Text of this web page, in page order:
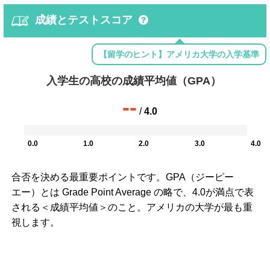
成績とテストスコア
【留学のヒント】アメリカ大学の入学基準
入学生の高校の成績平均値（GPA）
-- /4.0
0.0 1.0 2.0 3.0 4.0
合否を決める最重要ポイントです。GPA（ジーピー
エー）とは Grade Point Average の略で、4.0が満点で表
される＜成績平均値＞のこと。アメリカの大学が最も重
視します。